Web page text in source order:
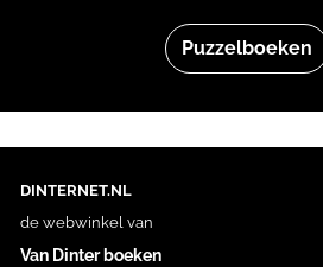
Puzzelboeken
DINTERNET.NL
de webwinkel van
Van Dinter boeken